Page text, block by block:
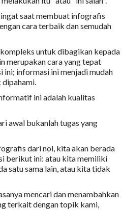
saat membuat infografis
cara terbaik dan semudah
untuk dibagikan kepada
merupakan cara yang tepat
informasi ini menjadi mudah
dipahami.
ini adalah kualitas
awal bukanlah tugas yang
dari nol, kita akan berada
berikut ini: atau kita memiliki
satu sama lain, atau kita tidak
mencari dan menambahkan
terkait dengan topik kami,